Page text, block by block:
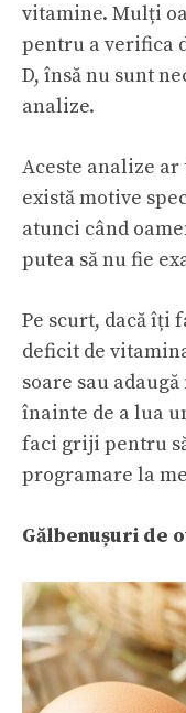
vitamine. Mulți
pentru a verifica
D, însă nu sunt
analize.
Aceste analize
există motive
atunci când
putea să nu fie
Pe scurt, dacă îți
deficit de
soare sau
înainte de a lua
faci griji pentru
programare la
Gălbenușuri de